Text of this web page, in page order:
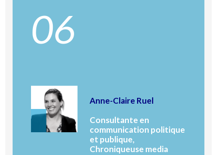
06
Anne-Claire Ruel
Consultante en
communication politique
et publique,
Chroniqueuse media